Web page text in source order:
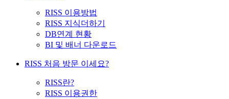
RISS 이용방법
RISS 지식더하기
DB연계 현황
BI 및 배너 다운로드
RISS 처음 방문 이세요?
RISS란?
RISS 이용권한